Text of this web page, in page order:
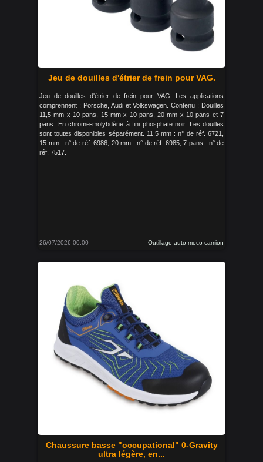
Jeu de douilles d'étrier de frein pour VAG.
Jeu de douilles d'étrier de frein pour VAG. Les applications
comprennent : Porsche, Audi et Volkswagen. Contenu : Douilles
11,5 mm x 10 pans, 15 mm x 10 pans, 20 mm x 10 pans et 7
pans. En chrome-molybdène à fini phosphate noir. Les douilles
sont toutes disponibles séparément. 11,5 mm : n° de réf. 6721,
15 mm : n° de réf. 6986, 20 mm : n° de réf. 6985, 7 pans : n° de
réf. 7517.
26/07/2026 00:00 Outillage auto moco camion
Chaussure basse "occupational" 0-Gravity
ultra légère, en...